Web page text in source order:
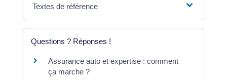
Textes de référence
Questions ? Réponses !
Assurance auto et expertise : comment
ça marche ?